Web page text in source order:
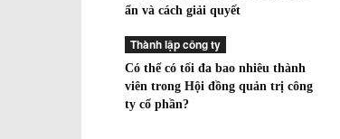
ẩn và cách giải quyết
Thành lập công ty
Có thể có tối đa bao nhiêu thành
viên trong Hội đồng quản trị công
ty cổ phần?